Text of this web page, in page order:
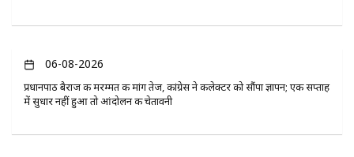
06-08-2026
प्रधानपाठ बैराज की मरम्मत की मांग तेज, कांग्रेस ने कलेक्टर को सौंपा ज्ञापन; एक सप्ताह
में सुधार नहीं हुआ तो आंदोलन की चेतावनी